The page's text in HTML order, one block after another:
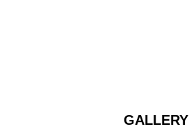
GALLERY